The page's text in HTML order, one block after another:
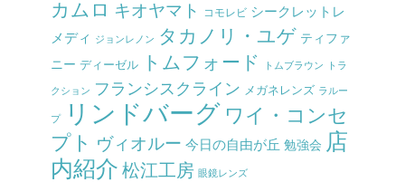
カムロ キオヤマト コモレビ シークレットレ
メディ
ジョンレノン タカノリ・ユゲ ティファ
ニー ディーゼル トムフォード トムブラウン トラ
クション フランシスクライン メガネレンズ ラルー
プ リンドバーグ ワイ・コンセ
プト ヴィオルー 今日の自由が丘 勉強会 店
内紹介 松江工房 眼鏡レンズ